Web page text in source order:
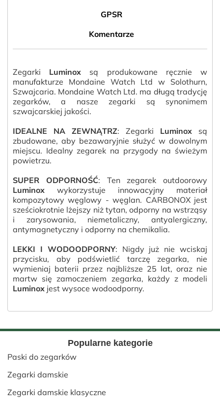
GPSR
Komentarze
Zegarki Luminox są produkowane ręcznie w
manufakturze Mondaine Watch Ltd w Solothurn,
Szwajcaria. Mondaine Watch Ltd. ma długą tradycję
zegarków, a nasze zegarki są synonimem
szwajcarskiej jakości.
IDEALNE NA ZEWNĄTRZ: Zegarki Luminox są
zbudowane, aby bezawaryjnie służyć w dowolnym
miejscu. Idealny zegarek na przygody na świeżym
powietrzu.
SUPER ODPORNOŚĆ: Ten zegarek outdoorowy
Luminox wykorzystuje innowacyjny materiał
kompozytowy węglowy - węglan. CARBONOX jest
sześciokrotnie lżejszy niż tytan, odporny na wstrząsy
i zarysowania, niemetaliczny, antyalergiczny,
antymagnetyczny i odporny na chemikalia.
LEKKI I WODOODPORNY: Nigdy już nie wciskaj
przycisku, aby podświetlić tarczę zegarka, nie
wymieniaj baterii przez najbliższe 25 lat, oraz nie
martw się zamoczeniem zegarka, każdy z modeli
Luminox jest wysoce wodoodporny.
Popularne kategorie
Paski do zegarków
Zegarki damskie
Zegarki damskie klasyczne